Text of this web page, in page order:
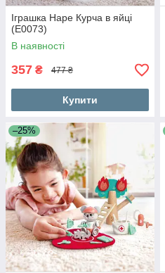
Іграшка Hape Курча в яйці
(E0073)
В наявності
357 ₴ 477 ₴
Купити
–25%